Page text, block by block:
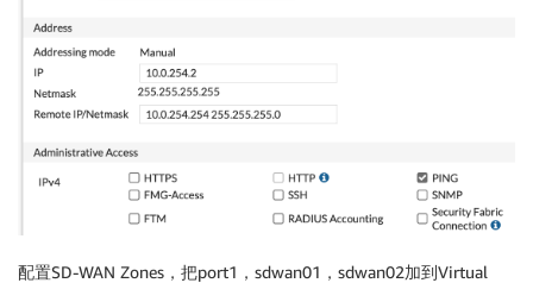
配置SD-WAN Zones，把port1，sdwan01，sdwan02加到Virtual